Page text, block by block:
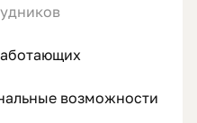
возможности